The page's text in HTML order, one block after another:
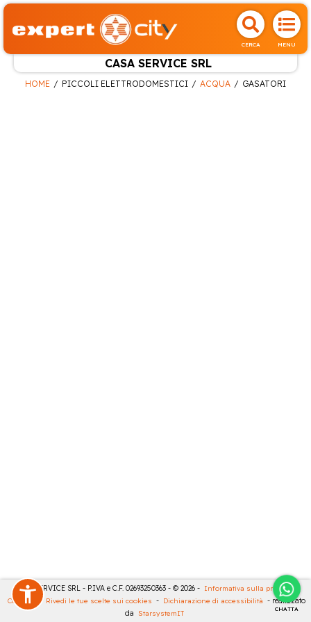
CERCA MENU
CASA SERVICE SRL
CHATTA
HOME PICCOLI ELETTRODOMESTICI ACQUA GASATORI
CASA SERVICE SRL - P.IVA e C.F. 02693250363 - © 2026 - Informativa sulla privacy -
Cookies
- Rivedi le tue scelte sui cookies - Dichiarazione di accessibilità - realizzato
da StarsystemIT